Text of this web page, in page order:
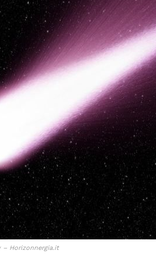
I WANT IN
and accept the
– Horizonnergia.it